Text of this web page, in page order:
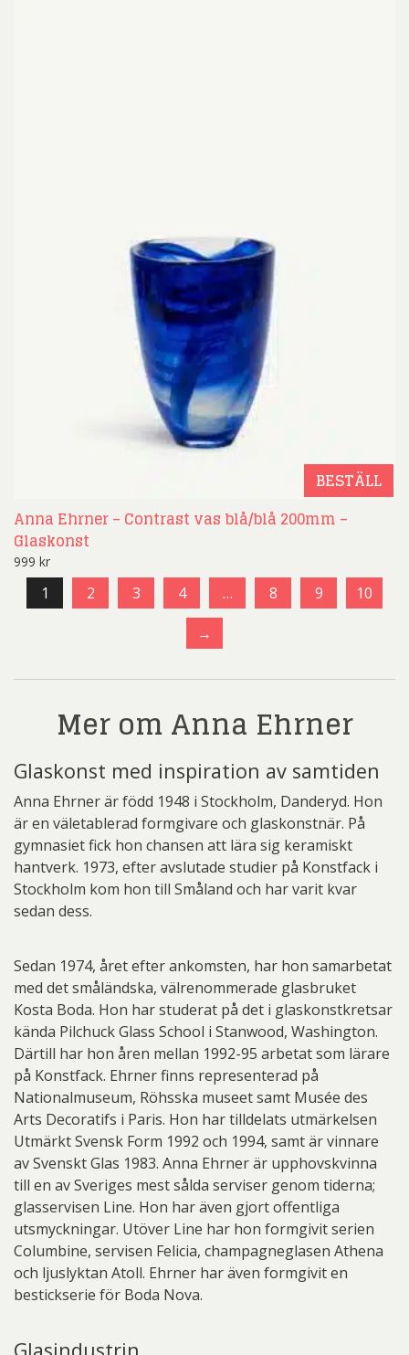
BESTÄLL
Anna Ehrner – Contrast vas blå/blå 200mm –
Glaskonst
999 kr
1 2 3 4 … 8 9
10
→
Mer om Anna Ehrner
Glaskonst med inspiration av samtiden
Anna Ehrner är född 1948 i Stockholm, Danderyd. Hon
är en väletablerad formgivare och glaskonstnär. På
gymnasiet fick hon chansen att lära sig keramiskt
hantverk. 1973, efter avslutade studier på Konstfack i
Stockholm kom hon till Småland och har varit kvar
sedan dess.
Sedan 1974, året efter ankomsten, har hon samarbetat
med det småländska, välrenommerade glasbruket
Kosta Boda. Hon har studerat på det i glaskonstkretsar
kända Pilchuck Glass School i Stanwood, Washington.
Därtill har hon åren mellan 1992-95 arbetat som lärare
på Konstfack. Ehrner finns representerad på
Nationalmuseum, Röhsska museet samt Musée des
Arts Decoratifs i Paris. Hon har tilldelats utmärkelsen
Utmärkt Svensk Form 1992 och 1994, samt är vinnare
av Svenskt Glas 1983. Anna Ehrner är upphovskvinna
till en av Sveriges mest sålda serviser genom tiderna;
glasservisen Line. Hon har även gjort offentliga
utsmyckningar. Utöver Line har hon formgivit serien
Columbine, servisen Felicia, champagneglasen Athena
och ljuslyktan Atoll. Ehrner har även formgivit en
bestickserie för Boda Nova.